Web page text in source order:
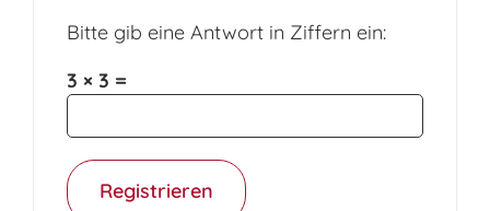
Bitte gib eine Antwort in Ziffern ein:
3 × 3 =
Registrieren